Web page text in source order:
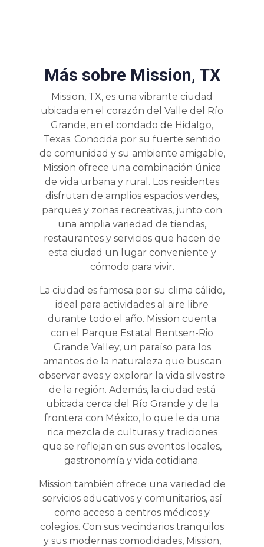
Más sobre Mission, TX
Mission, TX, es una vibrante ciudad
ubicada en el corazón del Valle del Río
Grande, en el condado de Hidalgo,
Texas. Conocida por su fuerte sentido
de comunidad y su ambiente amigable,
Mission ofrece una combinación única
de vida urbana y rural. Los residentes
disfrutan de amplios espacios verdes,
parques y zonas recreativas, junto con
una amplia variedad de tiendas,
restaurantes y servicios que hacen de
esta ciudad un lugar conveniente y
cómodo para vivir.
La ciudad es famosa por su clima cálido,
ideal para actividades al aire libre
durante todo el año. Mission cuenta
con el Parque Estatal Bentsen-Rio
Grande Valley, un paraíso para los
amantes de la naturaleza que buscan
observar aves y explorar la vida silvestre
de la región. Además, la ciudad está
ubicada cerca del Río Grande y de la
frontera con México, lo que le da una
rica mezcla de culturas y tradiciones
que se reflejan en sus eventos locales,
gastronomía y vida cotidiana.
Mission también ofrece una variedad de
servicios educativos y comunitarios, así
como acceso a centros médicos y
colegios. Con sus vecindarios tranquilos
y sus modernas comodidades, Mission,